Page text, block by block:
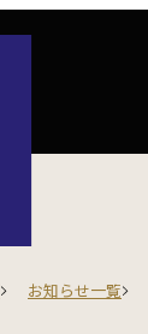
定期演奏会
定期会員券
ご芳名
お知らせ一覧